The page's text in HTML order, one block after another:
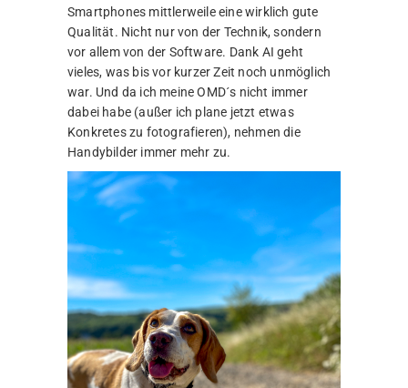
Smartphones mittlerweile eine wirklich gute
Qualität. Nicht nur von der Technik, sondern
vor allem von der Software. Dank AI geht
vieles, was bis vor kurzer Zeit noch unmöglich
war. Und da ich meine OMD´s nicht immer
dabei habe (außer ich plane jetzt etwas
Konkretes zu fotografieren), nehmen die
Handybilder immer mehr zu.